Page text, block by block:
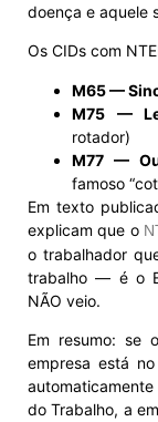
doença e aquele
Os CIDs com
M65 —
M75 —
rotador)
M77 —
famoso
Em texto
explicam que o
o trabalhador
trabalho — é o
NÃO veio.
Em resumo: se
empresa está
automaticamente
do Trabalho, a